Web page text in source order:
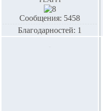
Сообщения: 5458
Благодарностей: 1